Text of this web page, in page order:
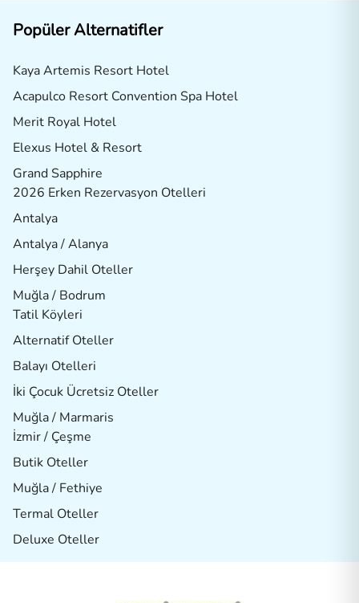
Popüler Alternatifler
Kaya Artemis Resort Hotel
Acapulco Resort Convention Spa Hotel
Merit Royal Hotel
Elexus Hotel & Resort
Grand Sapphire
2026 Erken Rezervasyon Otelleri
Antalya
Antalya / Alanya
Herşey Dahil Oteller
Muğla / Bodrum
Tatil Köyleri
Alternatif Oteller
Balayı Otelleri
İki Çocuk Ücretsiz Oteller
Muğla / Marmaris
İzmir / Çeşme
Butik Oteller
Muğla / Fethiye
Termal Oteller
Deluxe Oteller